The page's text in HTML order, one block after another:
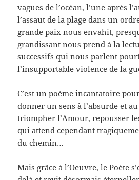
vagues de l’océan, l’une après
l’assaut de la plage dans un
grande paix nous envahit,
grandissant nous prend à la
successifs qui nous parlent
l’insupportable violence de la
C’est un poème incantatoire
donner un sens à l’absurde et
triompher l’Amour, repousser
qui attend cependant
du chemin…
Mais grâce à l’Oeuvre, le Poète